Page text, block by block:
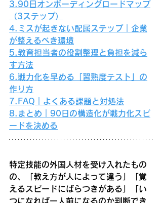
3.90日オンボーディングロードマップ
（3ステップ）
4.ミスが起きない配属ステップ｜企業
が整えるべき環境
5.教育担当者の役割整理と負担を減ら
す方法
6.戦力化を早める「習熟度テスト」の
作り方
7.FAQ｜よくある課題と対処法
8.まとめ｜90日の構造化が戦力化スピ
ードを決める
特定技能の外国人材を受け入れたもの
の、「教え方が人によって違う」「覚
えるスピードにばらつきがある」「い
つになれば一人前になるのか判断でき